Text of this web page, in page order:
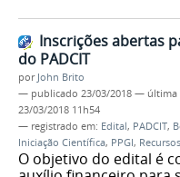
Inscrições abertas
do PADCIT
por John Brito
— publicado 23/03/2018 — última
23/03/2018 11h54
— registrado em: Edital, PADCIT,
Iniciação Científica, PPGI, Recursos
O objetivo do edital é